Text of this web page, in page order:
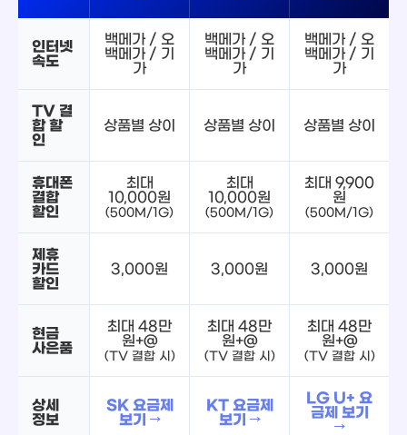
인터넷
속도
백메가 / 오
백메가 / 기
가
백메가 / 오
백메가 / 기
가
백메가 / 오
백메가 / 기
가
TV 결
합 할
인
상품별 상이 상품별 상이 상품별 상이
휴대폰
결합
할인
최대
10,000원
(500M/1G)
최대
10,000원
(500M/1G)
최대 9,900
원
(500M/1G)
제휴
카드
할인
3,000원 3,000원 3,000원
현금
사은품
최대 48만
원+@
(TV 결합 시)
최대 48만
원+@
(TV 결합 시)
최대 48만
원+@
(TV 결합 시)
상세
정보
SK 요금제
보기 →
KT 요금제
보기 →
LG U+ 요
금제 보기
→